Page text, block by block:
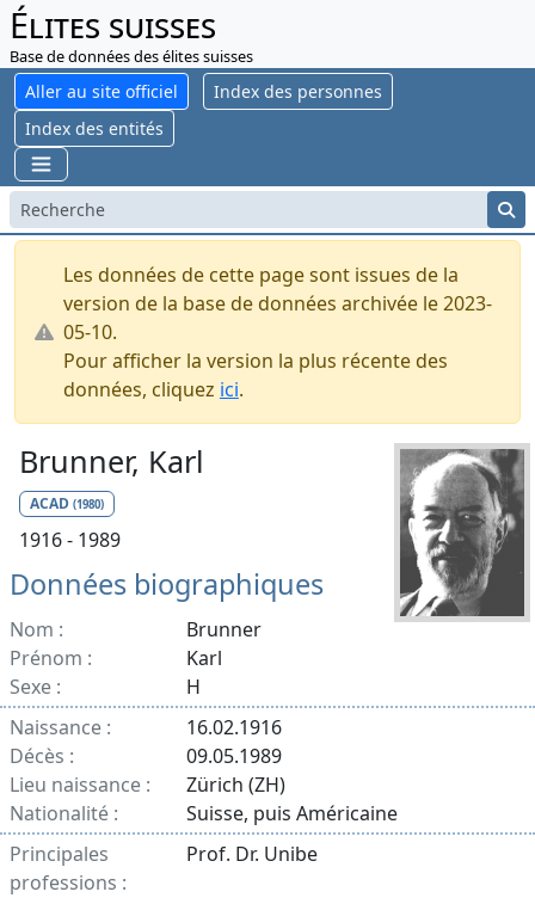
Élites suisses
Base de données des élites suisses
Aller au site officiel
Index des personnes
Index des entités
Les données de cette page sont issues de la
version de la base de données archivée le 2023-
05-10.
Pour afficher la version la plus récente des
données, cliquez ici.
Brunner, Karl
ACAD (1980)
1916 - 1989
Données biographiques
Nom :
Brunner
Prénom :
Karl
Sexe :
H
Naissance :
16.02.1916
Décès :
09.05.1989
Lieu naissance :
Zürich (ZH)
Nationalité :
Suisse, puis Américaine
Principales
professions :
Prof. Dr. Unibe